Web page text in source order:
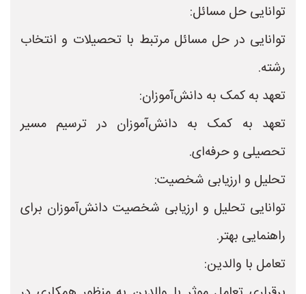
توانایی حل مسائل:
توانایی در حل مسائل مرتبط با تحصیلات و انتخاب
رشته.
تعهد به کمک به دانش‌آموزان:
تعهد به کمک به دانش‌آموزان در ترسیم مسیر
تحصیلی و حرفه‌ای.
تحلیل و ارزیابی شخصیت:
توانایی تحلیل و ارزیابی شخصیت دانش‌آموزان برای
راهنمایی بهتر.
تعامل با والدین: